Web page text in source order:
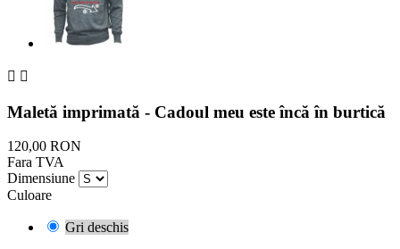
 
Maletă imprimată - Cadoul meu este încă în burtică
120,00 RON
Fara TVA
Dimensiune
Culoare
Gri deschis